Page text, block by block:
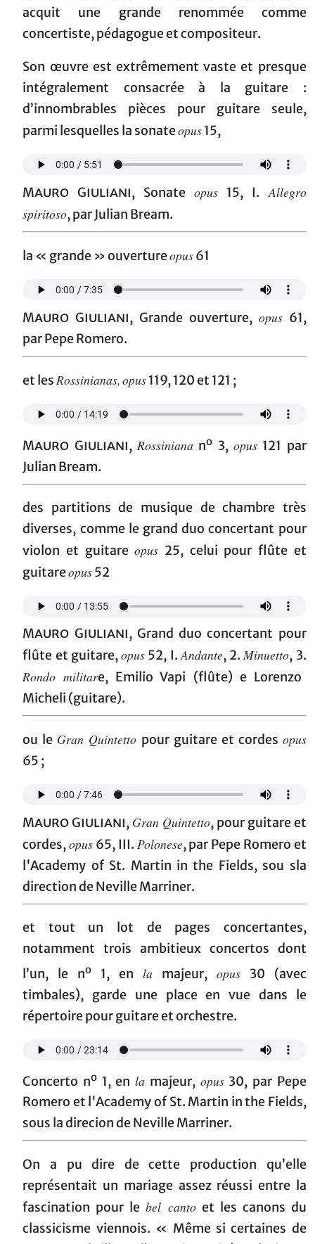
acquit une grande renommée comme
concertiste, pédagogue et compositeur.
Son œuvre est extrêmement vaste et presque
intégralement consacrée à la guitare :
d’innombrables pièces pour guitare seule,
parmi lesquelles la sonateopus15,
Mauro Giuliani, Sonateopus 15, I. Allegro
spiritoso, par Julian Bream.
la « grande » ouvertureopus61
Mauro Giuliani, Grande ouverture, opus61,
par Pepe Romero.
et lesRossinianas,opus119, 120 et 121 ;
Mauro Giuliani,Rossiniana no 3, opus121 par
Julian Bream.
des partitions de musique de chambre très
diverses, comme le grand duo concertant pour
violon et guitareopus 25, celui pour flûte et
guitareopus52
Mauro Giuliani, Grand duo concertant pour
flûte et guitare,opus 52, I.Andante, 2.Minuetto, 3.
Rondo militare, Emilio Vapi (flûte) e Lorenzo
Micheli (guitare).
ou le Gran Quintetto pour guitare et cordes opus
65 ;
Mauro Giuliani, Gran Quintetto, pour guitare et
cordes,opus 65, III. Polonese, par Pepe Romero et
l'Academy of St. Martin in the Fields, sou sla
direction de Neville Marriner.
et tout un lot de pages concertantes,
notamment trois ambitieux concertos dont
l’un, le no 1, en la majeur, opus30 (avec
timbales), garde une place en vue dans le
répertoire pour guitare et orchestre.
Concerto no 1, enla majeur, opus30, par Pepe
Romero et l'Academy of St. Martin in the Fields,
sous la direcion de Neville Marriner.
On a pu dire de cette production qu’elle
représentait un mariage assez réussi entre la
fascination pour lebel cantoet les canons du
classicisme viennois. « Même si certaines de